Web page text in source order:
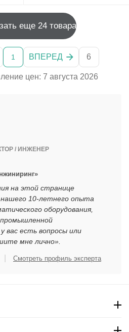
еще 24 товара
1 ВПЕРЕД 6
цен: 7 августа 2026
/ ИНЖЕНЕР
на этой странице
нашего 10-летнего опыта
оборудования,
вас есть вопросы или
мне лично».
Смотреть профиль эксперта